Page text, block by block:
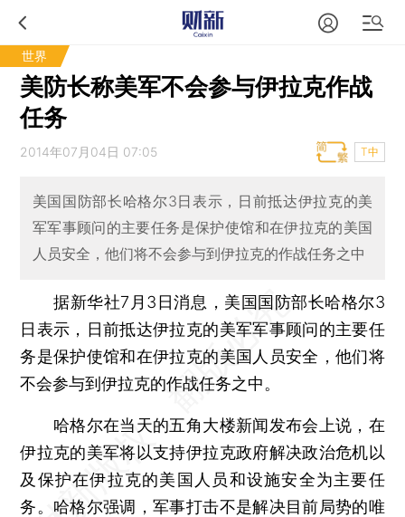
世界
美防长称美军不会参与伊拉克作战
任务
2014年07月04日 07:05 T中
美国国防部长哈格尔3日表示，日前抵达伊拉克的美
军军事顾问的主要任务是保护使馆和在伊拉克的美国
人员安全，他们将不会参与到伊拉克的作战任务之中
据新华社7月3日消息，美国国防部长哈格尔3
日表示，日前抵达伊拉克的美军军事顾问的主要任
务是保护使馆和在伊拉克的美国人员安全，他们将
不会参与到伊拉克的作战任务之中。
哈格尔在当天的五角大楼新闻发布会上说，在
伊拉克的美军将以支持伊拉克政府解决政治危机以
及保护在伊拉克的美国人员和设施安全为主要任
务。哈格尔强调，军事打击不是解决目前局势的唯